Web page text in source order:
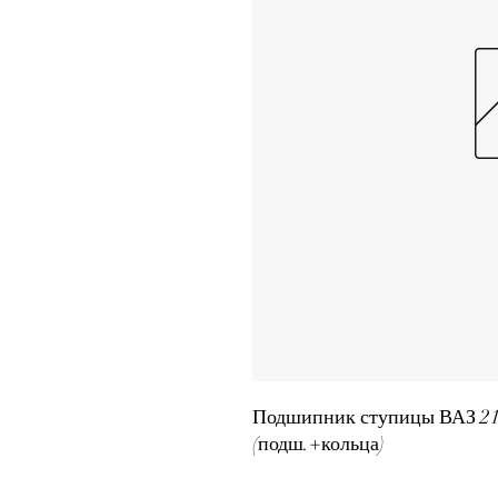
Подшипник ступицы ВАЗ
(подш.+кольца)